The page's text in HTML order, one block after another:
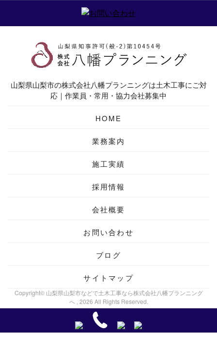
山梨県山梨市の株式会社八幡プランニングは土木工事にご対
応｜作業員・常用・協力会社募集中
HOME
業務案内
施工実績
採用情報
会社概要
お問い合わせ
ブログ
サイトマップ
Copyright© 山梨県山梨市などで土木工事なら株式会社八幡プランニング
へ , 2026 All Rights Reserved.